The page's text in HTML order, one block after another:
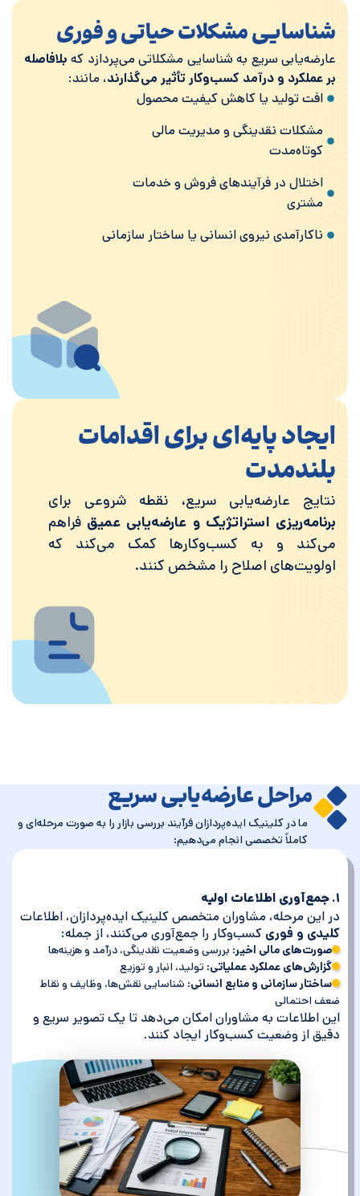
شناسایی مشکلات حیاتی و فوری
عارضه‌یابی سریع به شناسایی مشکلاتی می‌پردازد که بلافاصله
بر عملکرد و درآمد کسب‌وکار تأثیر می‌گذارند، مانند:
افت تولید یا کاهش کیفیت محصول
مشکلات نقدینگی و مدیریت مالی
کوتاه‌مدت
اختلال در فرآیندهای فروش و خدمات
مشتری
ناکارآمدی نیروی انسانی یا ساختار سازمانی
ایجاد پایه‌ای برای اقدامات
بلندمدت
نتایج عارضه‌یابی سریع، نقطه شروعی برای
برنامه‌ریزی استراتژیک و عارضه‌یابی عمیق فراهم
می‌کند و به کسب‌وکارها کمک می‌کند که
اولویت‌های اصلاح را مشخص کنند.
مراحل عارضه‌یابی سریع
ما در کلینیک ایده‌پردازان فرآیند بررسی بازار را به صورت مرحله‌ای و
کاملاً تخصصی انجام می‌دهیم:
۱. جمع‌آوری اطلاعات اولیه
در این مرحله، مشاوران متخصص کلینیک ایده‌پردازان، اطلاعات
کلیدی و فوری کسب‌وکار را جمع‌آوری می‌کنند، از جمله:
صورت‌های مالی اخیر: بررسی وضعیت نقدینگی، درآمد و هزینه‌ها
گزارش‌های عملکرد عملیاتی: تولید، انبار و توزیع
ساختار سازمانی و منابع انسانی: شناسایی نقش‌ها، وظایف و نقاط
ضعف احتمالی
این اطلاعات به مشاوران امکان می‌دهد تا یک تصویر سریع و
دقیق از وضعیت کسب‌وکار ایجاد کنند.